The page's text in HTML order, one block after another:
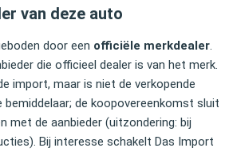
van deze auto
door een officiële merkdealer
die officieel dealer is van het merk.
import, maar is niet de verkopende
bemiddelaar; de koopovereenkomst sluit
met de aanbieder (uitzondering: bij
Bij interesse schakelt Das Import